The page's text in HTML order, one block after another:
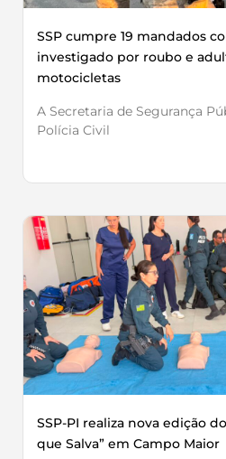
SSP cumpre 19 mandados
investigado por roubo e
motocicletas
A Secretaria de Segurança
Polícia Civil
SSP-PI realiza nova edição
que Salva” em Campo Maior